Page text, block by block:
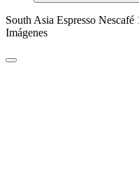
South Asia Espresso
Imágenes